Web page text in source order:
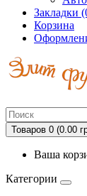
Закладки
Корзина
Товаров 0 (0.00
Ваша
Категории